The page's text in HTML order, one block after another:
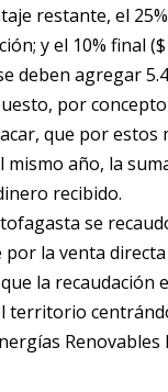
restante, el
y el 10% final
deben agregar
por
que por
año, la
recibido.
se
la venta
la recaudación
territorio
Renovables